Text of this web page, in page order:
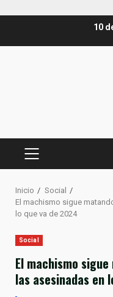
10
MENÚ
Inicio
Social
El machismo sigue
lo que va de 2024
Social
El machismo
las asesinadas en